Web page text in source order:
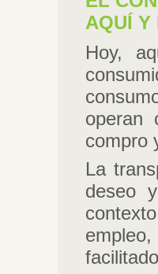
AQUÍ Y
Hoy,
operan
compro
La
deseo